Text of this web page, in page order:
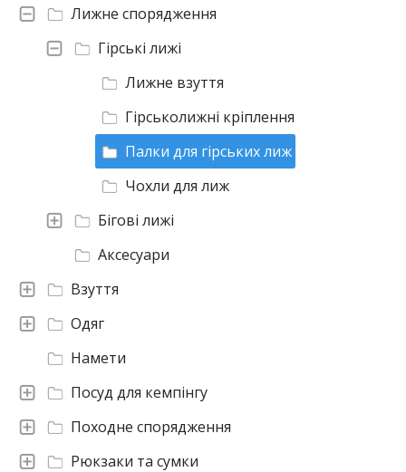
Рюкзаки та сумки
Походне спорядження
Посуд для кемпінгу
Намети
Одяг
Взуття
Лижне спорядження
Гірські лижі
Лижне взуття
Гірськолижні кріплення
Палки для гірських лиж
Чохли для лиж
Бігові лижі
Аксесуари